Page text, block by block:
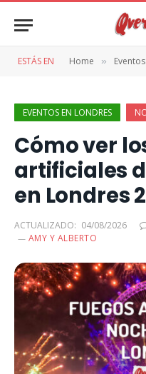
ESTÁS EN Home »
EVENTOS EN LONDRES
Cómo ver
artificiales
en Londres
ACTUALIZADO: 04/08/2026
AMY Y ALBERTO